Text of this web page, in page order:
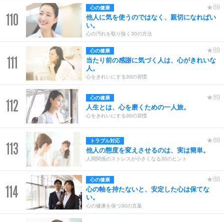
110
心の健康
★89
他人に気を使うのではなく、親切になればい
い。
心の汚れを取り除く30の方法
111
心の健康
★89
当たり前の感謝に気づく人は、心がきれいな
人。
心をきれいにする30の習慣
112 心の健康
★89
人生とは、心を磨くための一人旅。
心をきれいにする30の習慣
113 トラブル対応
★88
他人の態度を変えさせるのは、実は簡単。
人間関係のストレスが小さくなる30のヒント
114
心の健康
★88
心の軸を持たないと、安定した心は保てな
い。
心の健康を保つ30の言葉